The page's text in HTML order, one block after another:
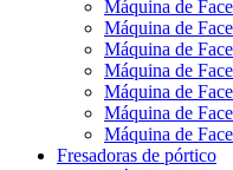
Máquina de
Máquina de
Máquina de
Máquina de
Máquina de
Máquina de
Máquina de
Fresadoras de pórtico